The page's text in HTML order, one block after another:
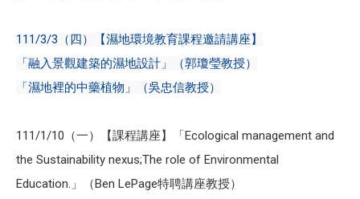
111/3/3（四）【濕地環境教育課程邀請講座】
「融入景觀建築的濕地設計」（郭瓊瑩教授）
「濕地裡的中藥植物」（吳忠信教授）
111/1/10（一）【課程講座】「Ecological management and
the Sustainability nexus;The role of Environmental
Education.」（Ben LePage特聘講座教授）